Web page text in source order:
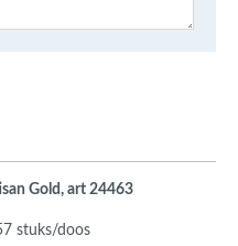
Gold, art 24463
stuks/doos